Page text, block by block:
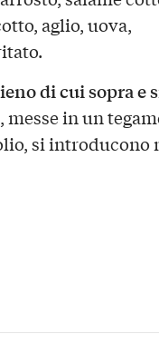
aglio, uova,
di cui sopra e
messe in un
si introducono